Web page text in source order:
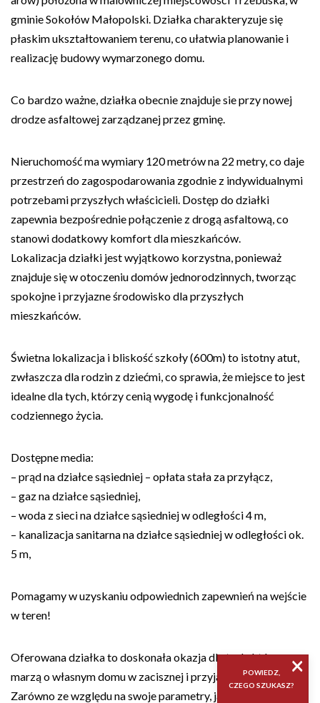
gminie Sokołów Małopolski. Działka charakteryzuje się
płaskim ukształtowaniem terenu, co ułatwia planowanie i
realizację budowy wymarzonego domu.
Co bardzo ważne, działka obecnie znajduje sie przy nowej
drodze asfaltowej zarządzanej przez gminę.
Nieruchomość ma wymiary 120 metrów na 22 metry, co daje
przestrzeń do zagospodarowania zgodnie z indywidualnymi
potrzebami przyszłych właścicieli. Dostęp do działki
zapewnia bezpośrednie połączenie z drogą asfaltową, co
stanowi dodatkowy komfort dla mieszkańców.
Lokalizacja działki jest wyjątkowo korzystna, ponieważ
znajduje się w otoczeniu domów jednorodzinnych, tworząc
spokojne i przyjazne środowisko dla przyszłych
mieszkańców.
Świetna lokalizacja i bliskość szkoły (600m) to istotny atut,
zwłaszcza dla rodzin z dziećmi, co sprawia, że miejsce to jest
idealne dla tych, którzy cenią wygodę i funkcjonalność
codziennego życia.
Dostępne media:
– prąd na działce sąsiedniej – opłata stała za przyłącz,
– gaz na działce sąsiedniej,
– woda z sieci na działce sąsiedniej w odległości 4 m,
– kanalizacja sanitarna na działce sąsiedniej w odległości ok.
5 m,
Pomagamy w uzyskaniu odpowiednich zapewnień na wejście
w teren!
Oferowana działka to doskonała okazja dla tych, którzy
marzą o własnym domu w zacisznej i przyjaznej okolicy.
Zarówno ze względu na swoje parametry, jak i bliskość
×
POWIEDZ,
CZEGO SZUKASZ?